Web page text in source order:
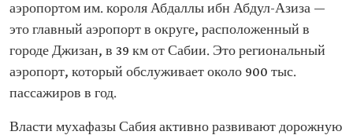
аэропортом им. короля Абдаллы ибн Абдул-Азиза —
это главный аэропорт в округе, расположенный в
городе Джизан, в 39 км от Сабии. Это региональный
аэропорт, который обслуживает около 900 тыс.
пассажиров в год.
Власти мухафазы Сабия активно развивают дорожную